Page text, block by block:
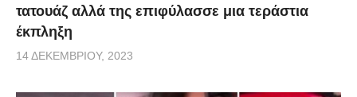
τατουάζ αλλά της επιφύλασσε μια τεράστια
έκπληξη
14 ΔΕΚΕΜΒΡΊΟΥ, 2023